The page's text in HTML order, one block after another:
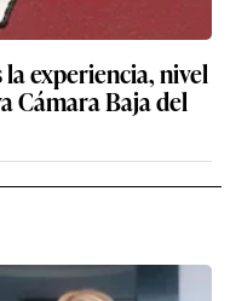
la experiencia, nivel
Cámara Baja del